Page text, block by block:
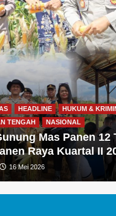
HEADLINE
HUKUM &
TENGAH
NASIONAL
Mas Panen 12
Raya Kuartal II
16 Mei 2026